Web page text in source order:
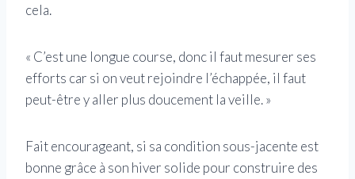
cela.
« C’est une longue course, donc il faut mesurer ses
efforts car si on veut rejoindre l’échappée, il faut
peut-être y aller plus doucement la veille. »
Fait encourageant, si sa condition sous-jacente est
bonne grâce à son hiver solide pour construire des